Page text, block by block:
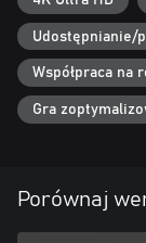
Udostępnianie/
Współpraca na
Gra
Porównaj